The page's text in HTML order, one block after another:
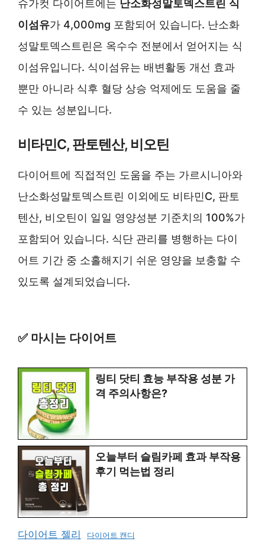
슈가컷 다이어트에는 난소화성말토덱스트린 식
이섬유가 4,000mg 포함되어 있습니다. 난소화
성말토덱스트린은 옥수수 전분에서 얻어지는 식
이섬유입니다. 식이섬유는 배변활동 개선 효과
뿐만 아니라 식후 혈당 상승 억제에도 도움을 줄
수 있는 성분입니다.
비타민C, 판토텐산, 비오틴
다이어트에 직접적인 도움을 주는 가르시니아와
난소화성말토덱스트린 이외에도 비타민C, 판토
텐산, 비오틴이 일일 영양성분 기준치의 100%가
포함되어 있습니다. 식단 관리를 병행하는 다이
어트 기간 중 소홀해지기 쉬운 영양을 보충할 수
있도록 설계되었습니다.
✅ 마시는 다이어트
링티 닷티 효능 부작용 성분 가
격 주의사항은?
오늘부터 슬림카페 효과 부작용
후기 먹는법 정리
다이어트 젤리 다이어트 캔디